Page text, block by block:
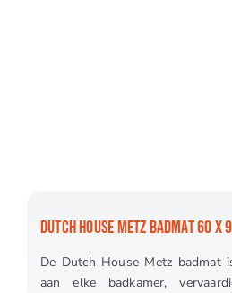
DUTCH HOUSE METZ BADMAT 60 X
De Dutch House Metz badmat
aan elke badkamer,